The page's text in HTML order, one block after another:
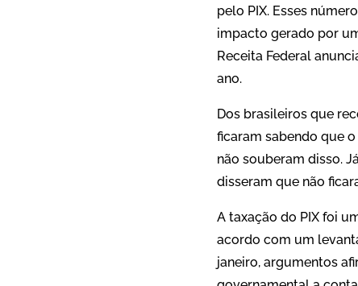
pelo PIX. Esses
impacto gerado por
Receita Federal
ano.
Dos brasileiros que
ficaram sabendo que
não souberam disso.
disseram que não
A taxação do PIX foi
acordo com um
janeiro, argumentos